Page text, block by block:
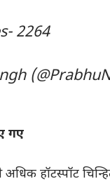
2264
गए
हॉटस्पॉट